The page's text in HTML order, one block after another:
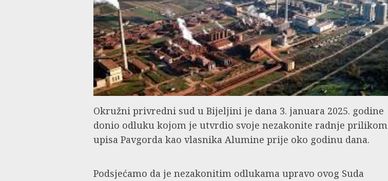
Okružni privredni sud u Bijeljini je dana 3. januara 2025. godine
donio odluku kojom je utvrdio svoje nezakonite radnje prilikom
upisa Pavgorda kao vlasnika Alumine prije oko godinu dana.
Podsjećamo da je nezakonitim odlukama upravo ovog Suda